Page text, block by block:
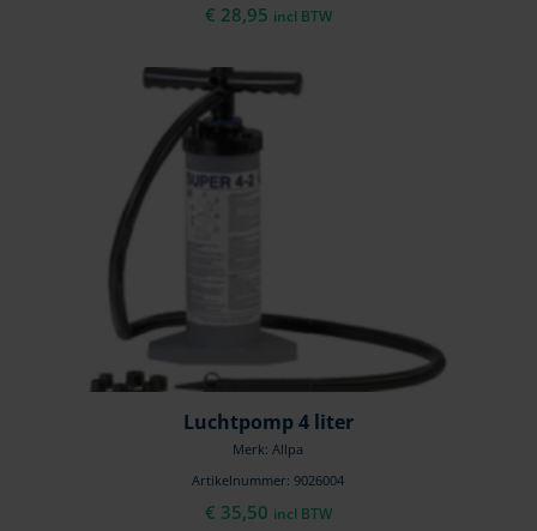
€ 28,95 incl BTW
Luchtpomp 4 liter
Merk: Allpa
Artikelnummer: 9026004
€ 35,50 incl BTW